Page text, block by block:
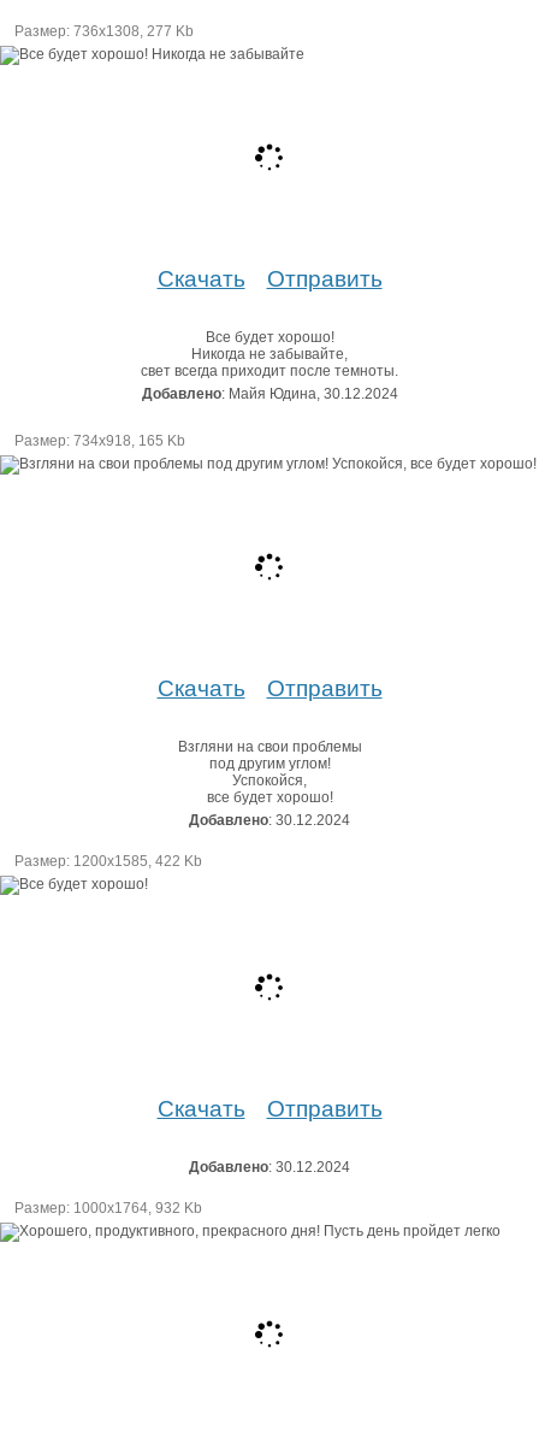
Размер: 736х1308, 277 Kb
Скачать Отправить
Все будет хорошо!
Никогда не забывайте,
свет всегда приходит после темноты.
Добавлено: Майя Юдина, 30.12.2024
Размер: 734х918, 165 Kb
Скачать Отправить
Взгляни на свои проблемы
под другим углом!
Успокойся,
все будет хорошо!
Добавлено: 30.12.2024
Размер: 1200х1585, 422 Kb
Скачать Отправить
Добавлено: 30.12.2024
Размер: 1000х1764, 932 Kb